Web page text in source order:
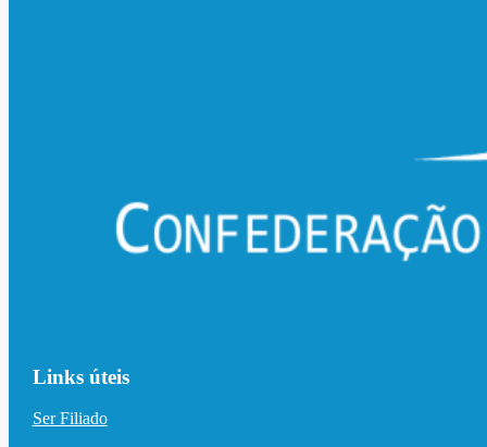
Links úteis
Ser Filiado